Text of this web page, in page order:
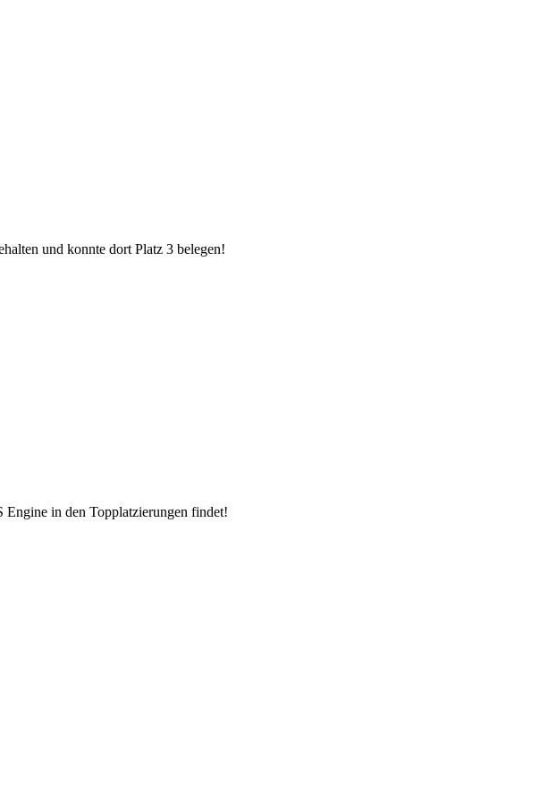
und konnte dort Platz 3 belegen!
Engine in den Topplatzierungen findet!